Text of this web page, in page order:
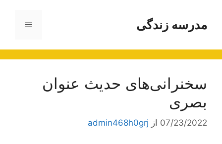
محتوامدرسه زندگی فهرست
سخنرانی‌های حدیث عنوان
بصری
07/23/2022 از admin468h0grj